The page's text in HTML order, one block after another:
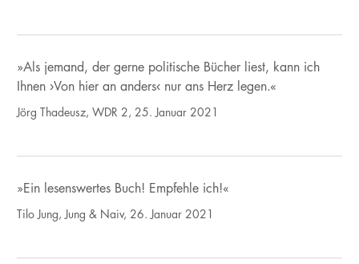
»Als jemand, der gerne politische Bücher liest, kann ich
Ihnen ›Von hier an anders‹ nur ans Herz legen.«
Jörg Thadeusz, WDR 2, 25. Januar 2021
»Ein lesenswertes Buch! Empfehle ich!«
Tilo Jung, Jung & Naiv, 26. Januar 2021